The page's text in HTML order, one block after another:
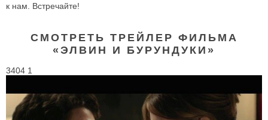
к нам. Встречайте!
СМОТРЕТЬ ТРЕЙЛЕР ФИЛЬМА
«ЭЛВИН И БУРУНДУКИ»
3404 1